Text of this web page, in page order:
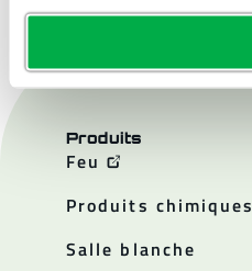
Produits
Feu
Produits chimiques
Salle blanche